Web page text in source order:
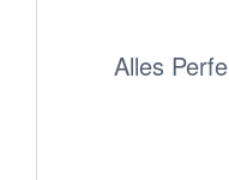
Alles